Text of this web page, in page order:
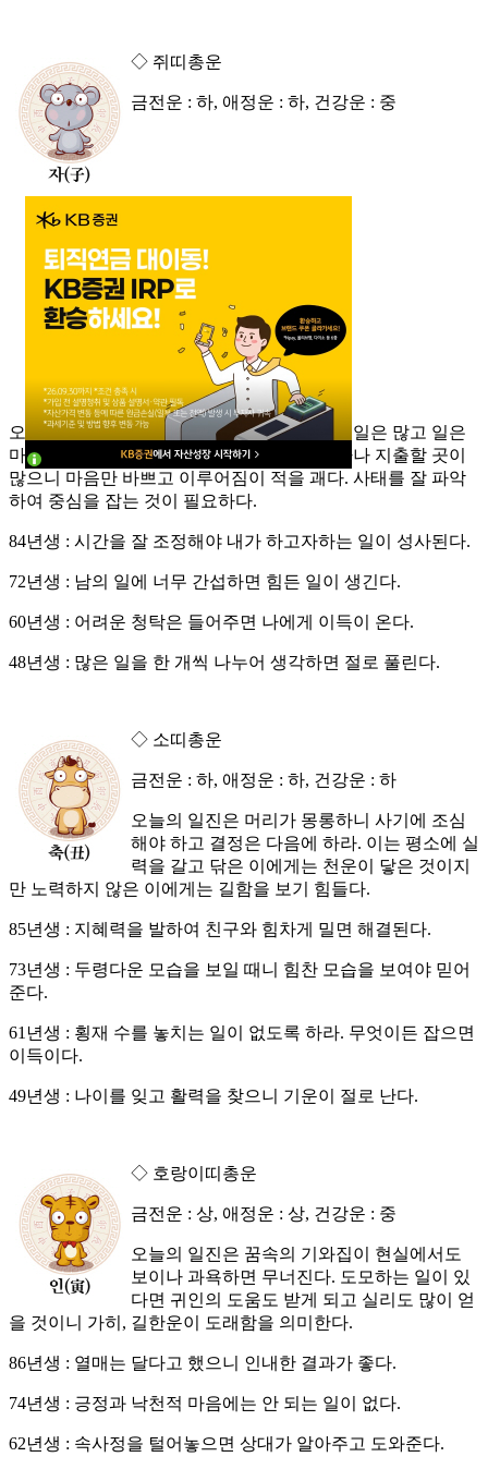
◇ 쥐띠총운
금전운 : 하, 애정운 : 하, 건강운 : 중
오늘의 일진은 백마는 울고 날은 저무는데 할 일은 많고 일은
마음대로 안 된다. 설혹 수입이 발생한다고 하나 지출할 곳이
많으니 마음만 바쁘고 이루어짐이 적을 괘다. 사태를 잘 파악
하여 중심을 잡는 것이 필요하다.
84년생 : 시간을 잘 조정해야 내가 하고자하는 일이 성사된다.
72년생 : 남의 일에 너무 간섭하면 힘든 일이 생긴다.
60년생 : 어려운 청탁은 들어주면 나에게 이득이 온다.
48년생 : 많은 일을 한 개씩 나누어 생각하면 절로 풀린다.
◇ 소띠총운
금전운 : 하, 애정운 : 하, 건강운 : 하
오늘의 일진은 머리가 몽롱하니 사기에 조심
해야 하고 결정은 다음에 하라. 이는 평소에 실
력을 갈고 닦은 이에게는 천운이 닿은 것이지
만 노력하지 않은 이에게는 길함을 보기 힘들다.
85년생 : 지혜력을 발하여 친구와 힘차게 밀면 해결된다.
73년생 : 두령다운 모습을 보일 때니 힘찬 모습을 보여야 믿어
준다.
61년생 : 횡재 수를 놓치는 일이 없도록 하라. 무엇이든 잡으면
이득이다.
49년생 : 나이를 잊고 활력을 찾으니 기운이 절로 난다.
◇ 호랑이띠총운
금전운 : 상, 애정운 : 상, 건강운 : 중
오늘의 일진은 꿈속의 기와집이 현실에서도
보이나 과욕하면 무너진다. 도모하는 일이 있
다면 귀인의 도움도 받게 되고 실리도 많이 얻
을 것이니 가히, 길한운이 도래함을 의미한다.
86년생 : 열매는 달다고 했으니 인내한 결과가 좋다.
74년생 : 긍정과 낙천적 마음에는 안 되는 일이 없다.
62년생 : 속사정을 털어놓으면 상대가 알아주고 도와준다.